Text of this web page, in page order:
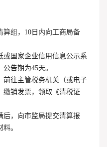
算组，10日内向工商局备
或国家企业信用信息公示系
公告期为45天。
前往主管税务机关（或电子
缴销发票，领取《清税证
后，向市监局提交清算报
。